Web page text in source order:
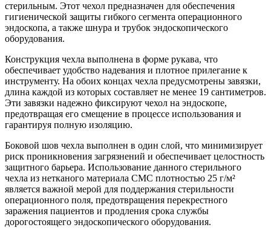
стерильным. Этот чехол предназначен для обеспечения
гигиенической защиты гибкого сегмента операционного
эндоскопа, а также шнура и трубок эндоскопического
оборудования.
Конструкция чехла выполнена в форме рукава, что
обеспечивает удобство надевания и плотное прилегание к
инструменту. На обоих концах чехла предусмотрены завязки,
длина каждой из которых составляет не менее 19 сантиметров.
Эти завязки надежно фиксируют чехол на эндоскопе,
предотвращая его смещение в процессе использования и
гарантируя полную изоляцию.
Боковой шов чехла выполнен в один слой, что минимизирует
риск проникновения загрязнений и обеспечивает целостность
защитного барьера. Использование данного стерильного
чехла из нетканого материала СМС плотностью 25 г/м²
является важной мерой для поддержания стерильности
операционного поля, предотвращения перекрестного
заражения пациентов и продления срока службы
дорогостоящего эндоскопического оборудования.